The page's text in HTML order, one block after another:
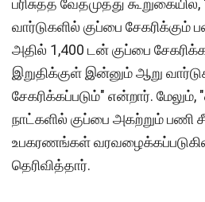
பரிசுத்த வேதமுத்து
வார்டுகளில் குப்பை
அதில் 1,400 டன் குப்பை
இறுதிக்குள் இன்னும் ஆறு
சேகரிக்கப்படும்" என்றார்.
நாட்களில் குப்பை அகற்றும் பணி
உபகரணங்கள்
தெரிவித்தார்.